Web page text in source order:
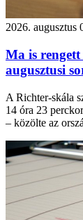
2026. augusztus
Ma is
augusztusi
A Richter-skála
14 óra 23
– közölte az